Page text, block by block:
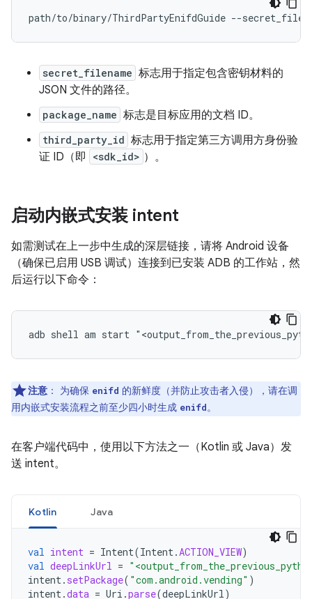
secret_filename 标志用于指定包含密钥材料的
JSON 文件的路径。
package_name 标志是目标应用的文档 ID。
third_party_id 标志用于指定第三方调用方身份验
证 ID（即
<sdk_id> ）。
启动内嵌式安装 intent
如需测试在上一步中生成的深层链接，请将 Android 设备
（确保已启用 USB 调试）连接到已安装 ADB 的工作站，然
后运行以下命令：
注意 ： 为确保 enifd 的新鲜度（并防止攻击者入侵），请在调
用内嵌式安装流程之前至少四小时生成 enifd。
在客户端代码中，使用以下方法之一（Kotlin 或 Java）发
送 intent。
Kotlin Java
val intent = Intent(Intent.ACTION_VIEW)
val deepLinkUrl =
intent. setPackage( "com.android.vending" )
intent.data = Uri .parse(deepLinkUrl)